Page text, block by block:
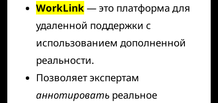
WorkLink — это платформа для
удаленной поддержки с
использованием дополненной
реальности.
Позволяет экспертам
аннотировать реальное